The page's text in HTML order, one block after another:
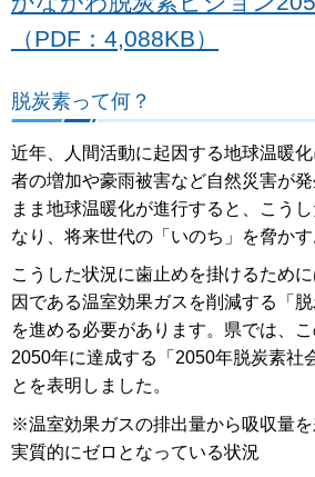
（PDF：4,088KB）
脱炭素って何？
近年、人間活動に起因する地球温暖
者の増加や豪雨被害など自然災害が
まま地球温暖化が進行すると、こう
なり、将来世代の「いのち」を脅かす
こうした状況に歯止めを掛けるため
因である温室効果ガスを削減する「
を進める必要があります。県では、
2050年に達成する「2050年脱炭素社
とを表明しました。
※温室効果ガスの排出量から吸収量
実質的にゼロとなっている状況